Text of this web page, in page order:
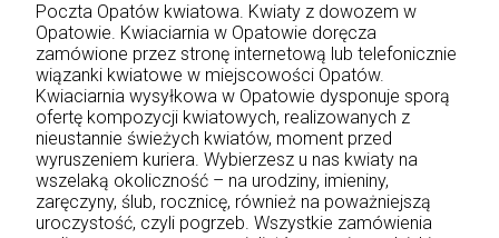
Poczta Opatów kwiatowa. Kwiaty z dowozem w
Opatowie. Kwiaciarnia w Opatowie doręcza
zamówione przez stronę internetową lub telefonicznie
wiązanki kwiatowe w miejscowości Opatów.
Kwiaciarnia wysyłkowa w Opatowie dysponuje sporą
ofertę kompozycji kwiatowych, realizowanych z
nieustannie świeżych kwiatów, moment przed
wyruszeniem kuriera. Wybierzesz u nas kwiaty na
wszelaką okoliczność – na urodziny, imieniny,
zaręczyny, ślub, rocznicę, również na poważniejszą
uroczystość, czyli pogrzeb. Wszystkie zamówienia